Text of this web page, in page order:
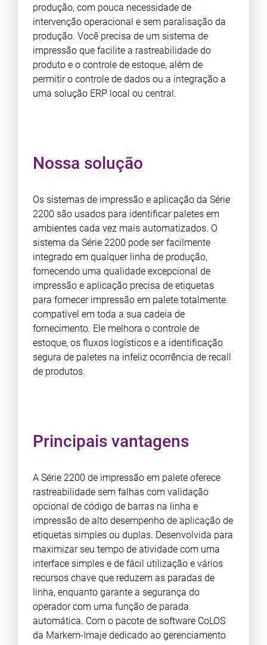
produção, com pouca necessidade de
intervenção operacional e sem paralisação da
produção. Você precisa de um sistema de
impressão que facilite a rastreabilidade do
produto e o controle de estoque, além de
permitir o controle de dados ou a integração a
uma solução ERP local ou central.
Nossa solução
Os sistemas de impressão e aplicação da Série
2200 são usados para identificar paletes em
ambientes cada vez mais automatizados. O
sistema da Série 2200 pode ser facilmente
integrado em qualquer linha de produção,
fornecendo uma qualidade excepcional de
impressão e aplicação precisa de etiquetas
para fornecer impressão em palete totalmente
compatível em toda a sua cadeia de
fornecimento. Ele melhora o controle de
estoque, os fluxos logísticos e a identificação
segura de paletes na infeliz ocorrência de recall
de produtos.
Principais vantagens
A Série 2200 de impressão em palete oferece
rastreabilidade sem falhas com validação
opcional de código de barras na linha e
impressão de alto desempenho de aplicação de
etiquetas simples ou duplas. Desenvolvida para
maximizar seu tempo de atividade com uma
interface simples e de fácil utilização e vários
recursos chave que reduzem as paradas de
linha, enquanto garante a segurança do
operador com uma função de parada
automática. Com o pacote de software CoLOS
da Markem-Imaje dedicado ao gerenciamento